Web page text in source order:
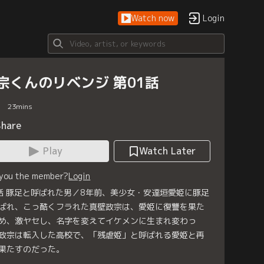
Watch now Login
くんのリベンジ 第01話
23mins
Play
Watch Later
the member?Login
豚足と呼ばれた男／8年前、美少女・安達垣愛姫に豚足
れ、こっ酷くフラれた真壁政宗は、愛姫に復讐を果た
、激ヤセし、名字を変えてイケメンに生まれ変わっ
宗は転入した高校で、「残虐姫」と呼ばれる愛姫と再
たすのだった。